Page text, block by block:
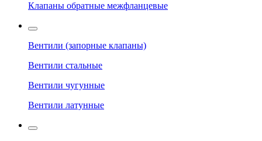
Клапаны обратные межфланцевые
Вентили (запорные клапаны)
Вентили стальные
Вентили чугунные
Вентили латунные